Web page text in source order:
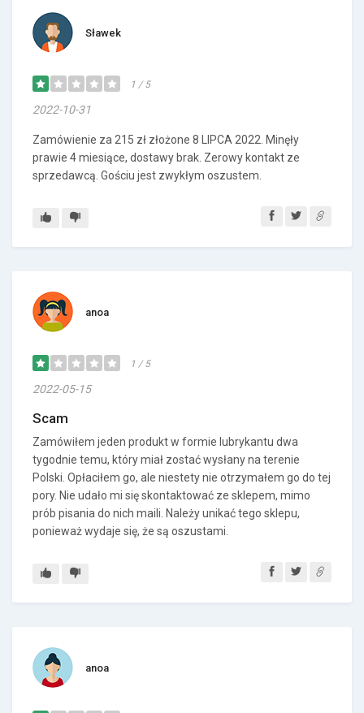
Sławek
1 / 5
2022-10-31
Zamówienie za 215 zł złożone 8 LIPCA 2022. Minęły
prawie 4 miesiące, dostawy brak. Zerowy kontakt ze
sprzedawcą. Gościu jest zwykłym oszustem.
anoa
1 / 5
2022-05-15
Scam
Zamówiłem jeden produkt w formie lubrykantu dwa
tygodnie temu, który miał zostać wysłany na terenie
Polski. Opłaciłem go, ale niestety nie otrzymałem go do tej
pory. Nie udało mi się skontaktować ze sklepem, mimo
prób pisania do nich maili. Należy unikać tego sklepu,
ponieważ wydaje się, że są oszustami.
anoa